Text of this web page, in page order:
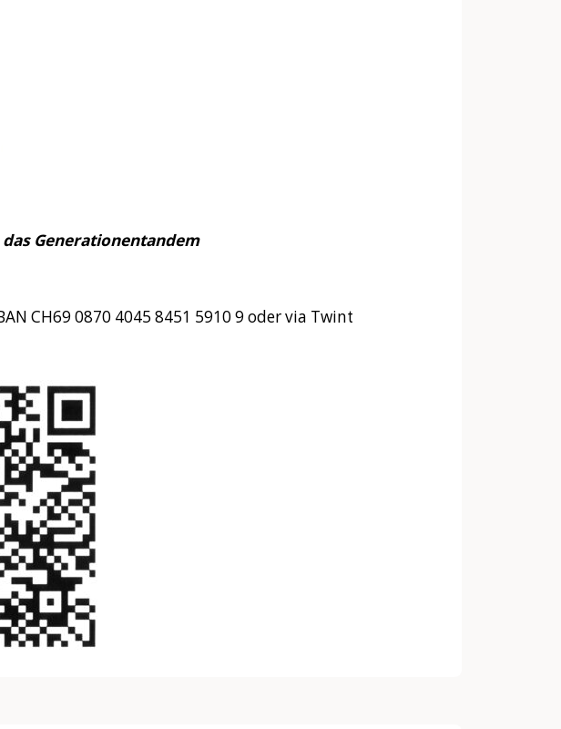
das Generationentandem
CH69 0870 4045 8451 5910 9 oder via Twint